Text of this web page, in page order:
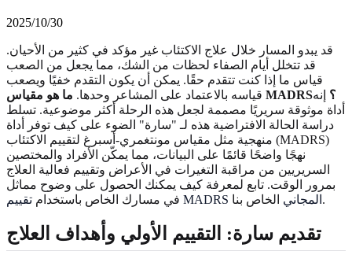
2025/10/30
قد يبدو المسار خلال علاج الاكتئاب غير مؤكد في كثير من الأحيان.
قد تتخلل أيام الصفاء لحظات من الشك، مما يجعل من الصعب
قياس ما إذا كنت تتقدم حقًا. يمكن أن يكون التقدم خفيًا ويصعب
قياسه بالاعتماد على المشاعر وحدها.
ما هو مقياس MADRS؟ إنه
أداة موثوقة سريريًا مصممة لجعل هذه الرحلة أكثر موضوعية. تسلط
دراسة الحالة الافتراضية هذه لـ "سارة" الضوء على كيف توفر أداة
منهجية مثل مقياس مونتغمري-أسبرغ لتقييم الاكتئاب (MADRS)
نهجًا واضحًا قائمًا على البيانات، مما يمكّن الأفراد والمختصين
السريريين من مراقبة التغيرات في الأعراض وتقييم فعالية العلاج
بمرور الوقت. تابع لمعرفة كيف يمكنك الحصول على وضوح مماثل
في مسارك الخاص باستخدام
تقييم MADRS المجاني الخاص بنا.
تقديم سارة: التقييم الأولي وأهداف العلاج